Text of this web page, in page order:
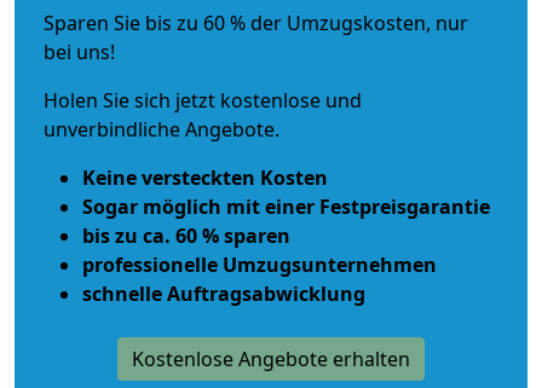
Sparen Sie bis zu 60 % der Umzugskosten, nur
bei uns!
Holen Sie sich jetzt kostenlose und
unverbindliche Angebote.
Keine versteckten Kosten
Sogar möglich mit einer Festpreisgarantie
bis zu ca. 60 % sparen
professionelle Umzugsunternehmen
schnelle Auftragsabwicklung
Kostenlose Angebote erhalten